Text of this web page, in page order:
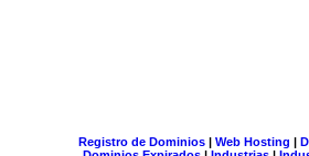
Registro de Dominios| Web Hosting |